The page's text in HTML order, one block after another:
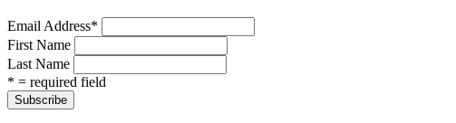
Email Address*
First Name
Last Name
* = required field